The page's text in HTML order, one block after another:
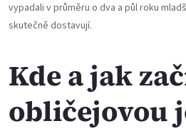
vypadali v průměru o dva a půl roku
skutečně dostavují.
Kde a jak
obličejovou